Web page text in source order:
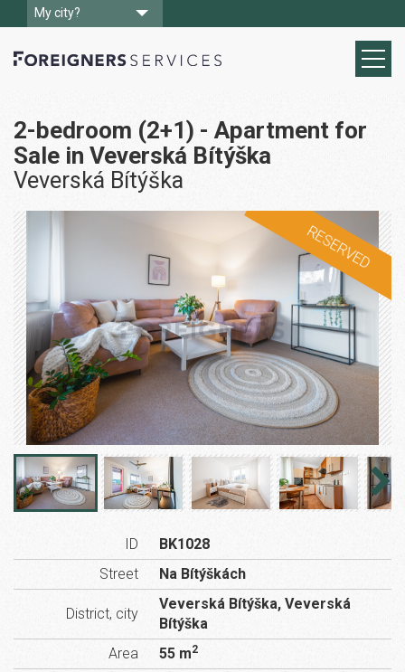
My city?
2-bedroom (2+1) - Apartment for
Sale in Veverská Bítýška
Veverská Bítýška
RESERVED
ID
BK1028
Street
Na Bítýškách
District, city
Veverská Bítýška, Veverská
Bítýška
Area
55 m2